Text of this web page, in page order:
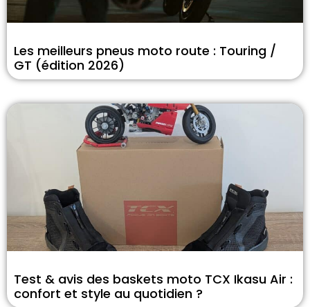
Les meilleurs pneus moto route : Touring /
GT (édition 2026)
Test & avis des baskets moto TCX Ikasu Air :
confort et style au quotidien ?